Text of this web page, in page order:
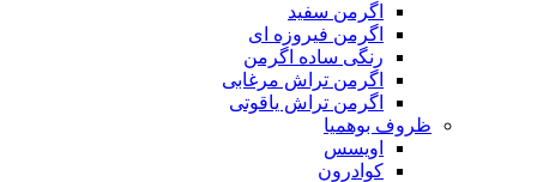
اگرمن سفید
اگرمن فیروزه ای
رنگی ساده اگرمن
اگرمن تراش مرغابی
اگرمن تراش یاقوتی
ظروف بوهمیا
اویسس
کوادرون